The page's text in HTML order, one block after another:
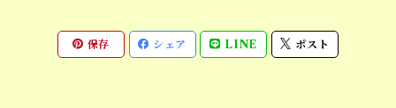
保存 シェア LINE ポスト